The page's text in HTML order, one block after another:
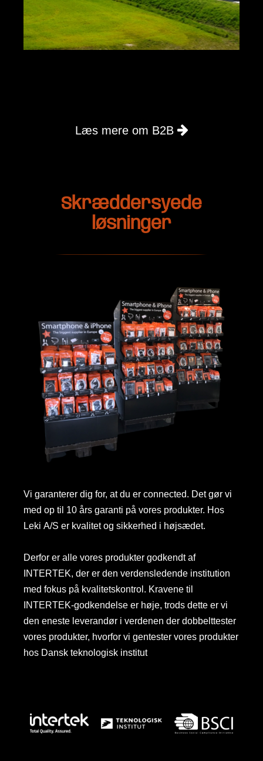
Læs mere om B2B
Skræddersyede
løsninger
Vi garanterer dig for, at du er connected. Det gør vi
med op til 10 års garanti på vores produkter. Hos
Leki A/S er kvalitet og sikkerhed i højsædet.
Derfor er alle vores produkter godkendt af
INTERTEK, der er den verdensledende institution
med fokus på kvalitetskontrol. Kravene til
INTERTEK-godkendelse er høje, trods dette er vi
den eneste leverandør i verdenen der dobbelttester
vores produkter, hvorfor vi gentester vores produkter
hos Dansk teknologisk institut